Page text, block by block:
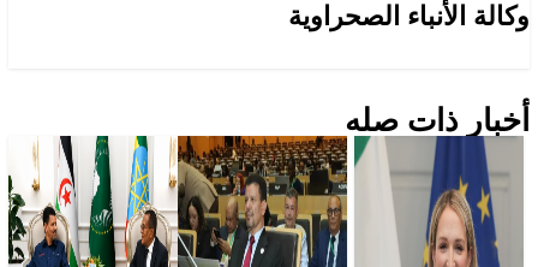
وكالة الأنباء الصحراوية
أخبار ذات صله